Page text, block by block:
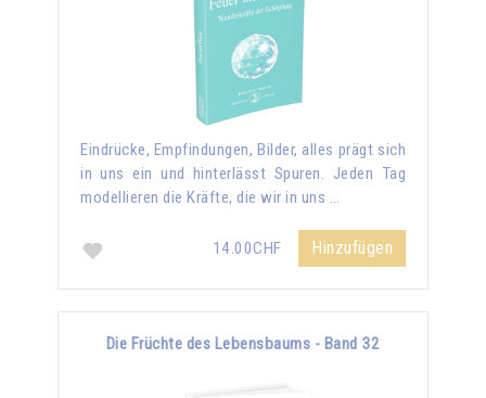
Eindrücke, Empfindungen, Bilder, alles prägt sich
in uns ein und hinterlässt Spuren. Jeden Tag
modellieren die Kräfte, die wir in uns …
14.00CHF Hinzufügen
Die Früchte des Lebensbaums - Band 32